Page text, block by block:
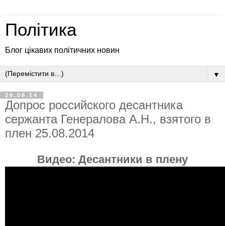
Політика
Блог цікавих політичних новин
▼
29.08.14
Допрос российского десантника
сержанта Генералова А.Н., взятого в
плен 25.08.2014
Видео: Десантники в плену